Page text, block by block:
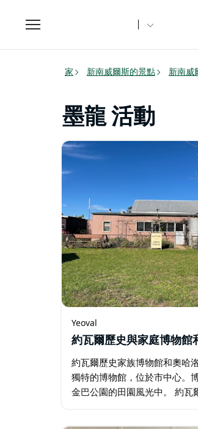
Toggle
navigation
家 新南威爾斯的景點 新南威
墨龍 活動
Yeoval
約瓦爾歷史與家庭博物館
約瓦爾歷史家族博物館和奧哈
獨特的博物館，位於市中心。
金巴公園的田園風光中。 約瓦